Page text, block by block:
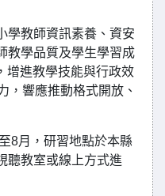
學教師資訊素養、資安
教學品質及學生學習成
增進教學技能與行政效
，響應推動格式開放、
8月，研習地點於本縣
聽教室或線上方式進